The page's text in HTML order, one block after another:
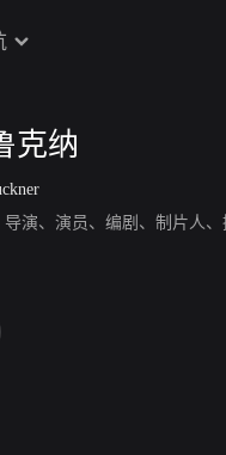
克纳
导演、演员、编剧、制片人